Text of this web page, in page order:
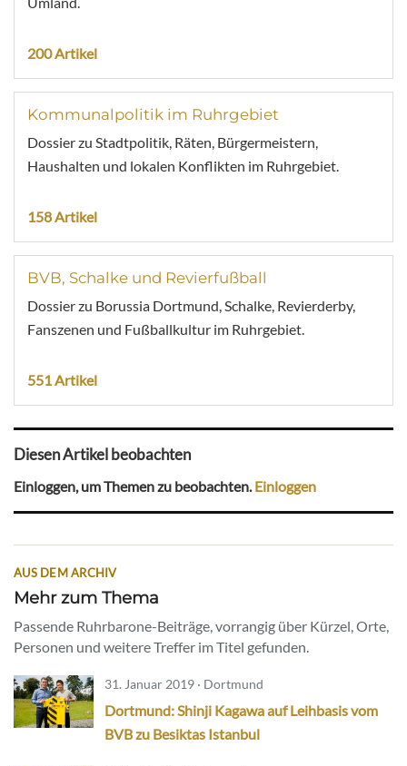
200 Artikel
Kommunalpolitik im Ruhrgebiet
Dossier zu Stadtpolitik, Räten, Bürgermeistern,
Haushalten und lokalen Konflikten im Ruhrgebiet.
158 Artikel
BVB, Schalke und Revierfußball
Dossier zu Borussia Dortmund, Schalke, Revierderby,
Fanszenen und Fußballkultur im Ruhrgebiet.
551 Artikel
Diesen Artikel beobachten
Einloggen, um Themen zu beobachten.Einloggen
AUS DEM ARCHIV
Mehr zum Thema
Passende Ruhrbarone-Beiträge, vorrangig über Kürzel, Orte,
Personen und weitere Treffer im Titel gefunden.
31. Januar 2019 · Dortmund
Dortmund: Shinji Kagawa auf Leihbasis vom
BVB zu Besiktas Istanbul